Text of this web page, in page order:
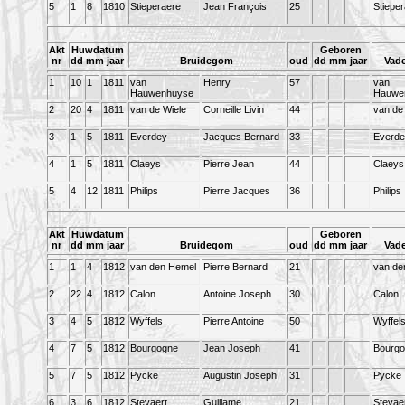
5 1 8 1810 Stieperaere Jean François 25
Akt
nr
Huwdatum
dd mm jaar
Bruidegom oud
Geboren
dd mm jaar
1
10 1 1811
van
Hauwenhuyse
Henry 57
van
2
20 4 1811 van de Wiele Corneille Livin 44 van de
3 1 5 1811 Everdey Jacques Bernard 33
4 1 5 1811 Claeys Pierre Jean 44 Claeys
5 4 12 1811 Philips Pierre Jacques 36 Philips
Akt
nr
Huwdatum
dd mm jaar
Bruidegom oud
Geboren
dd mm jaar
1
1 4 1812 van den Hemel Pierre Bernard 21 van
2 22 4 1812 Calon Antoine Joseph 30 Calon
3 4 5 1812 Wyffels Pierre Antoine 50 Wyffels
4 7 5 1812 Bourgogne Jean Joseph 41
5 7 5 1812 Pycke Augustin Joseph 31 Pycke
6 3 6 1812 Steyaert Guillame 21